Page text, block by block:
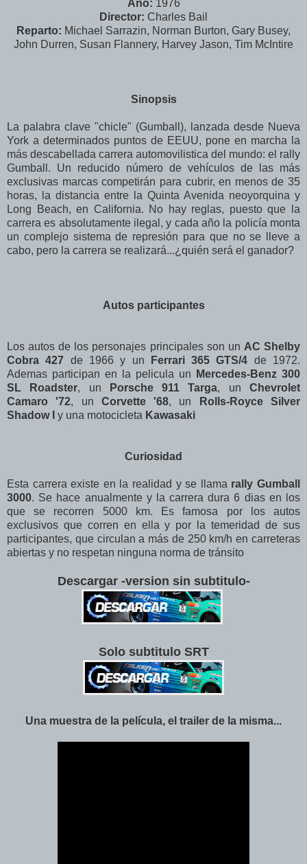
Año: 1976
Director: Charles Bail
Reparto: Michael Sarrazin, Norman Burton, Gary Busey,
John Durren, Susan Flannery, Harvey Jason, Tim McIntire
Sinopsis
La palabra clave "chicle" (Gumball), lanzada desde Nueva
York a determinados puntos de EEUU, pone en marcha la
más descabellada carrera automovilistica del mundo: el rally
Gumball. Un reducido número de vehículos de las más
exclusivas marcas competirán para cubrir, en menos de 35
horas, la distancia entre la Quinta Avenida neoyorquina y
Long Beach, en California. No hay reglas, puesto que la
carrera es absolutamente ilegal, y cada año la policía monta
un complejo sistema de represión para que no se lleve a
cabo, pero la carrera se realizará...¿quién será el ganador?
Autos participantes
Los autos de los personajes principales son un AC Shelby
Cobra 427 de 1966 y un Ferrari 365 GTS/4 de 1972.
Ademas participan en la pelicula un
Mercedes-Benz 300
SL Roadster, un Porsche 911 Targa, unChevrolet
Camaro '72, un Corvette '68, un
Rolls-Royce Silver
Shadow I
y una motocicleta Kawasaki
Curiosidad
Esta carrera existe en la realidad y se llama rally Gumball
3000. Se hace anualmente y la carrera dura 6 dias en los
que se recorren 5000 km. Es famosa por los autos
exclusivos que corren en ella y por la temeridad de sus
participantes, que circulan a más de 250 km/h en carreteras
abiertas y no respetan ninguna norma de tránsito
Descargar -version sin subtitulo-
Solo subtitulo SRT
Una muestra de la película, el trailer de la misma...